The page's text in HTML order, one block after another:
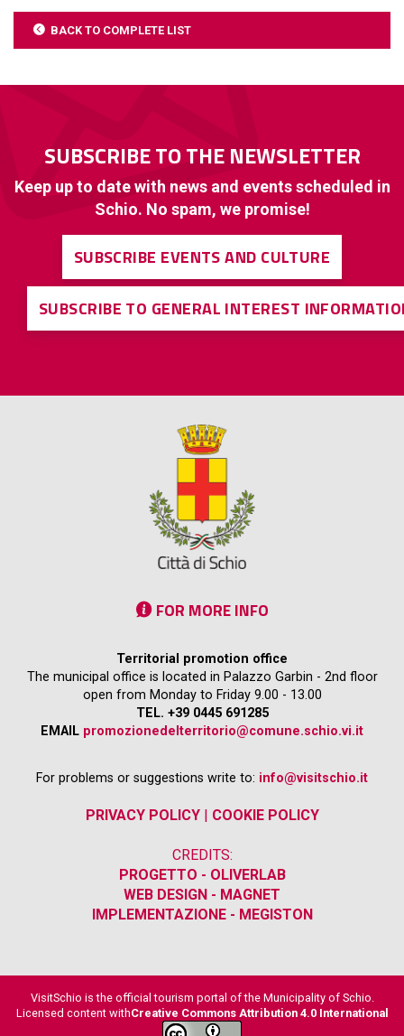
BACK TO COMPLETE LIST
SUBSCRIBE TO THE NEWSLETTER
Keep up to date with news and events scheduled in
Schio. No spam, we promise!
SUBSCRIBE EVENTS AND CULTURE
SUBSCRIBE TO GENERAL INTEREST
FOR MORE INFO
Territorial promotion office
The municipal office is located in Palazzo Garbin - 2nd floor
open from Monday to Friday 9.00 - 13.00
TEL. +39 0445 691285
EMAIL promozionedelterritorio@comune.schio.vi.it
For problems or suggestions write to: info@visitschio.it
PRIVACY POLICY| COOKIE POLICY
CREDITS:
PROGETTO - OLIVERLAB
WEB DESIGN - MAGNET
IMPLEMENTAZIONE - MEGISTON
VisitSchio is the official tourism portal of the Municipality of Schio.
Licensed content withCreative Commons Attribution 4.0 International